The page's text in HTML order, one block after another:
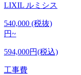
LIXIL ルミシス
540,000 (税抜)
円~
594,000円(税込)
工事費